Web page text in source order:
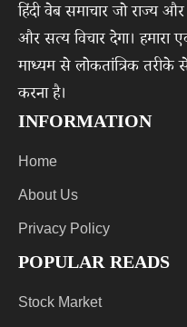
हिंदी वेब समाचार जो राज्य
और सत्य विचार देगा। हमारा
माध्यम से लोकतांत्रिक तरीके
करना है।
INFORMATION
Home
About Us
Privacy Policy
POPULAR READS
Stock Market